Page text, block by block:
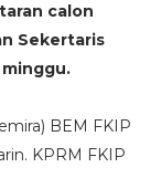
calon
Sekertaris
BEM FKIP
KPRM FKIP